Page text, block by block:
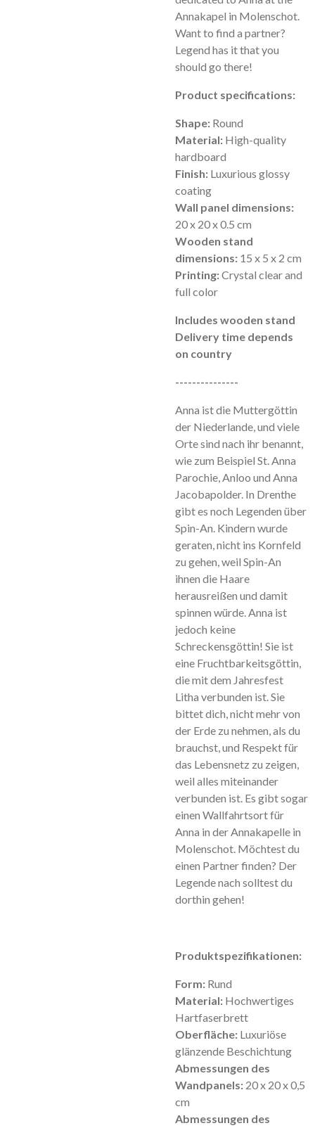
Annakapel in Molenschot.
Want to find a partner?
Legend has it that you
should go there!
Product specifications:
Shape: Round
Material: High-quality
hardboard
Finish: Luxurious glossy
coating
Wall panel dimensions:
20 x 20 x 0.5 cm
Wooden stand
dimensions: 15 x 5 x 2 cm
Printing:Crystal clear and
full color
Includes wooden stand
Delivery time depends
on country
---------------
Anna ist die Muttergöttin
der Niederlande, und viele
Orte sind nach ihr benannt,
wie zum Beispiel St. Anna
Parochie, Anloo und Anna
Jacobapolder. In Drenthe
gibt es noch Legenden über
Spin-An. Kindern wurde
geraten, nicht ins Kornfeld
zu gehen, weil Spin-An
ihnen die Haare
herausreißen und damit
spinnen würde. Anna ist
jedoch keine
Schreckensgöttin! Sie ist
eine Fruchtbarkeitsgöttin,
die mit dem Jahresfest
Litha verbunden ist. Sie
bittet dich, nicht mehr von
der Erde zu nehmen, als du
brauchst, und Respekt für
das Lebensnetz zu zeigen,
weil alles miteinander
verbunden ist. Es gibt sogar
einen Wallfahrtsort für
Anna in der Annakapelle in
Molenschot. Möchtest du
einen Partner finden? Der
Legende nach solltest du
dorthin gehen!
Produktspezifikationen:
Form: Rund
Material: Hochwertiges
Hartfaserbrett
Oberfläche: Luxuriöse
glänzende Beschichtung
Abmessungen des
Wandpanels: 20 x 20 x 0,5
cm
Abmessungen des